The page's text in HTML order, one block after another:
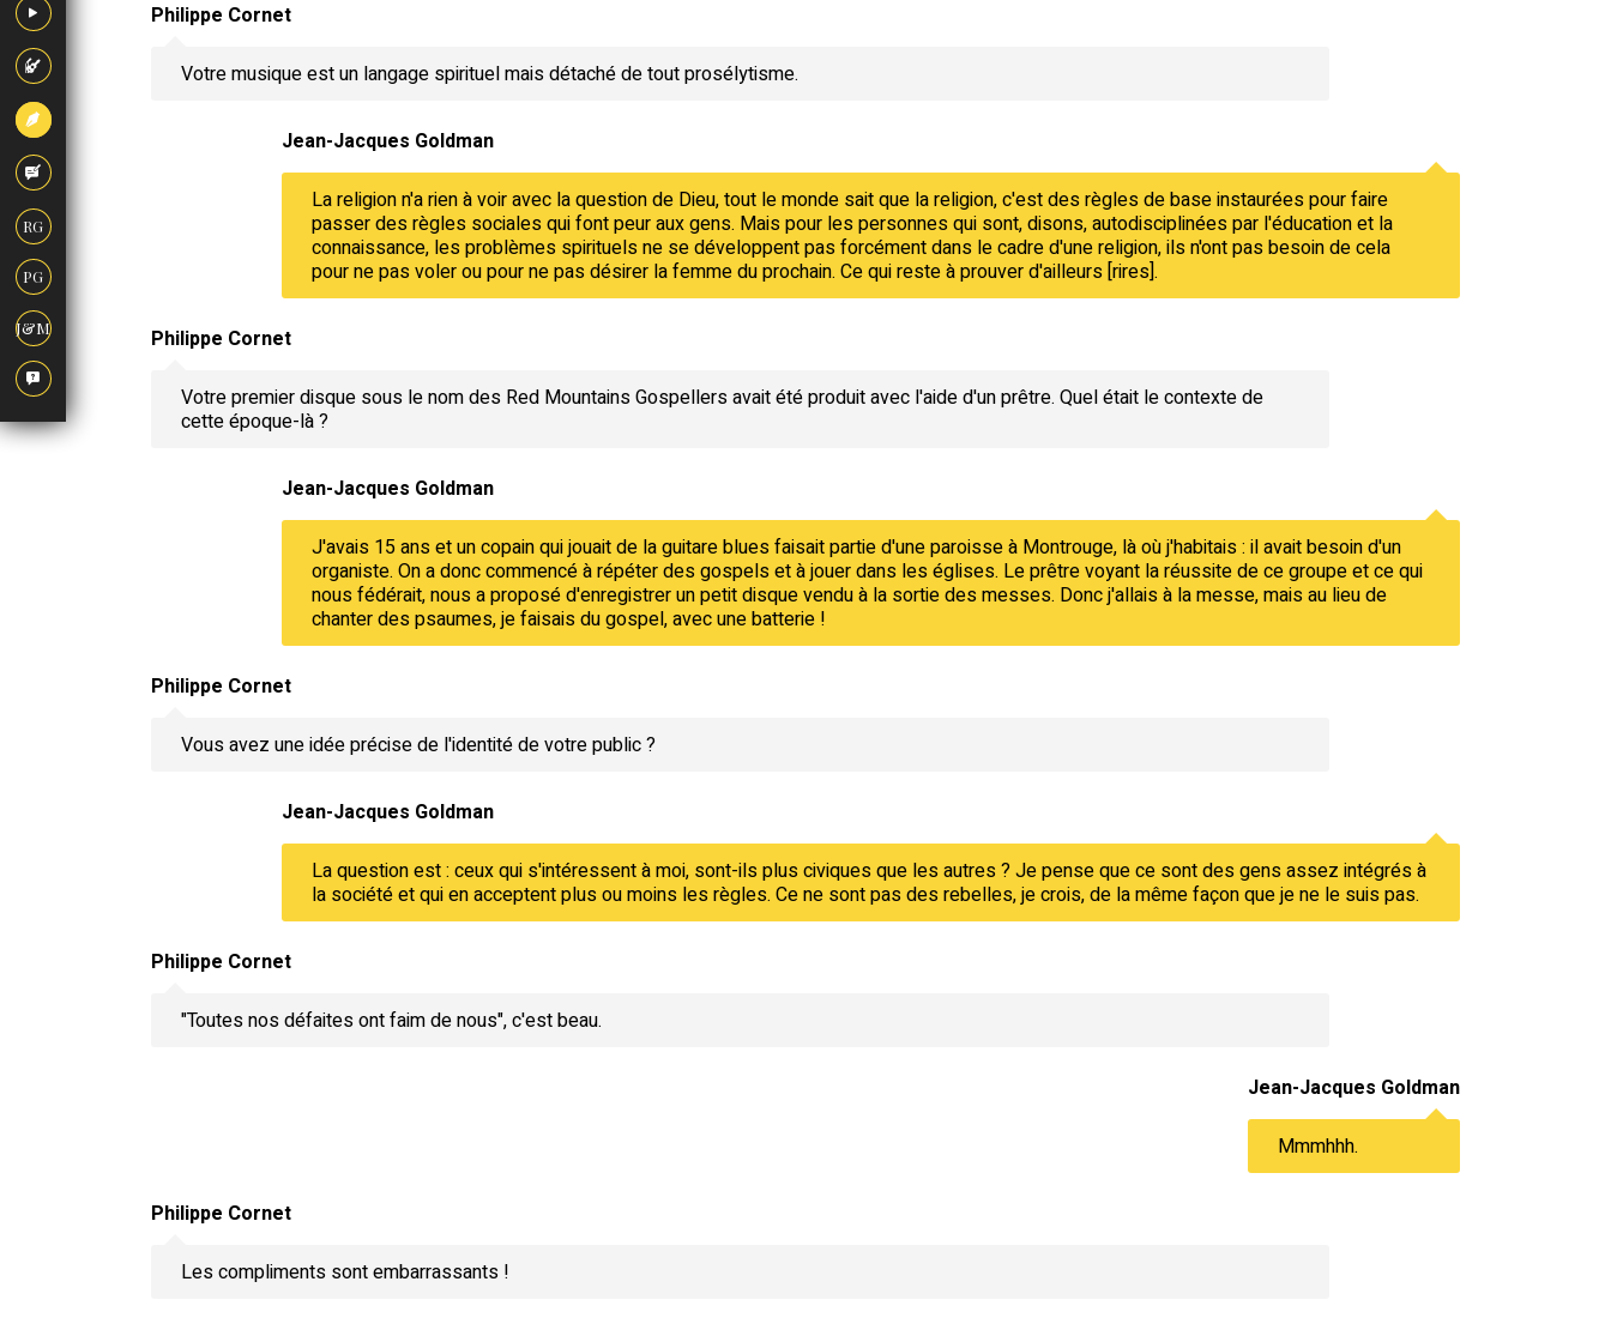
RG
PG
J&M
Philippe Cornet
Votre musique est un langage spirituel mais détaché de tout prosélytisme.
Jean-Jacques Goldman
La religion n'a rien à voir avec la question de Dieu, tout le monde sait que la religion, c'est des règles de base instaurées pour faire
passer des règles sociales qui font peur aux gens. Mais pour les personnes qui sont, disons, autodisciplinées par l'éducation et la
connaissance, les problèmes spirituels ne se développent pas forcément dans le cadre d'une religion, ils n'ont pas besoin de cela
pour ne pas voler ou pour ne pas désirer la femme du prochain. Ce qui reste à prouver d'ailleurs [rires].
Philippe Cornet
Votre premier disque sous le nom des Red Mountains Gospellers avait été produit avec l'aide d'un prêtre. Quel était le contexte de
cette époque-là ?
Jean-Jacques Goldman
J'avais 15 ans et un copain qui jouait de la guitare blues faisait partie d'une paroisse à Montrouge, là où j'habitais : il avait besoin d'un
organiste. On a donc commencé à répéter des gospels et à jouer dans les églises. Le prêtre voyant la réussite de ce groupe et ce qui
nous fédérait, nous a proposé d'enregistrer un petit disque vendu à la sortie des messes. Donc j'allais à la messe, mais au lieu de
chanter des psaumes, je faisais du gospel, avec une batterie !
Philippe Cornet
Vous avez une idée précise de l'identité de votre public ?
Jean-Jacques Goldman
La question est : ceux qui s'intéressent à moi, sont-ils plus civiques que les autres ? Je pense que ce sont des gens assez intégrés à
la société et qui en acceptent plus ou moins les règles. Ce ne sont pas des rebelles, je crois, de la même façon que je ne le suis pas.
Philippe Cornet
"Toutes nos défaites ont faim de nous", c'est beau.
Jean-Jacques Goldman
Mmmhhh.
Philippe Cornet
Les compliments sont embarrassants !